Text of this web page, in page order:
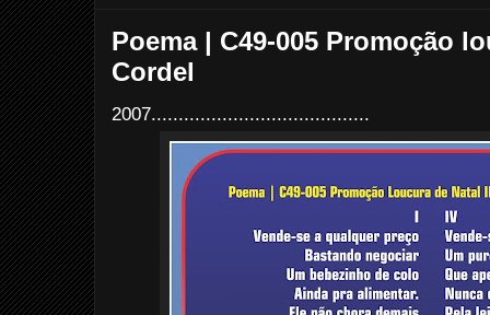
Poema | C49-005 Promoção
Cordel
2007........................................